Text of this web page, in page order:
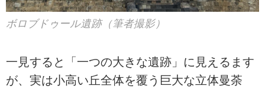
ボロブドゥール遺跡（筆者撮影）
一見すると「一つの大きな遺跡」に見えるます
が、実は小高い丘全体を覆う巨大な立体曼荼